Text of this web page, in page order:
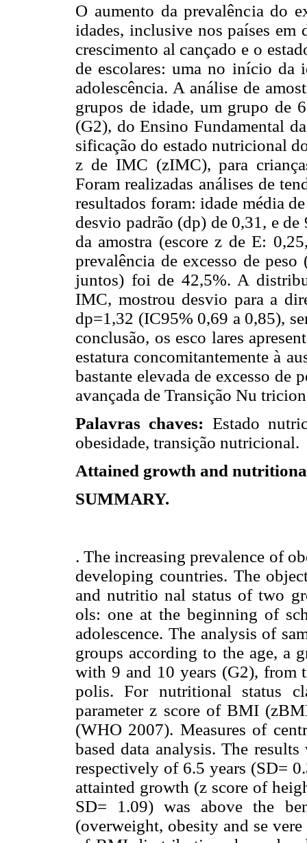
O aumento da prevalência do
idades, inclusive nos países
crescimento al cançado e o
de escolares: uma no início da
adolescência. A análise de
grupos de idade, um grupo de
(G2), do Ensino Fundamental
sificação do estado nutricional
z de IMC (zIMC), para
Foram realizadas análises de
resultados foram: idade média
desvio padrão (dp) de 0,31, e
da amostra (escore z de E:
prevalência de excesso de peso
juntos) foi de 42,5%. A
IMC, mostrou desvio para a
dp=1,32 (IC95% 0,69 a 0,85),
conclusão, os esco lares
estatura concomitantemente à
bastante elevada de excesso de
avançada de Transição Nu
Palavras chaves: Estado
obesidade, transição nutricional.
Attained growth and
SUMMARY.
. The increasing prevalence of
developing countries. The
and nutritio nal status of two
ols: one at the beginning of
adolescence. The analysis of
groups according to the age, a
with 9 and 10 years (G2), from
polis. For nutritional status
parameter z score of BMI
(WHO 2007). Measures of
based data analysis. The
respectively of 6.5 years (SD=
attainted growth (z score of
SD= 1.09) was above the
(overweight, obesity and se